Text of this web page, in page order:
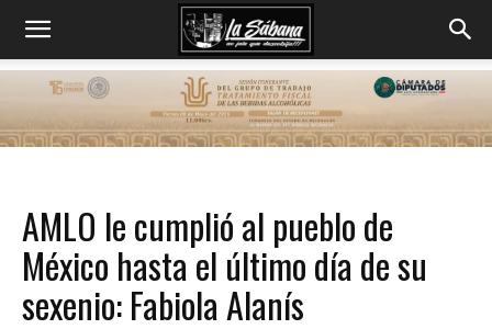
AMLO le cumplió al pueblo de
México hasta el último día de su
sexenio: Fabiola Alanís